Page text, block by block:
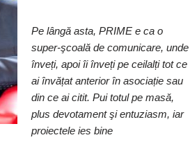
Pe lângă asta, PRIME e ca o
super-şcoală de comunicare, unde
înveți, apoi îi înveți pe ceilalți tot ce
ai învățat anterior în asociație sau
din ce ai citit. Pui totul pe masă,
plus devotament şi entuziasm, iar
proiectele ies bine